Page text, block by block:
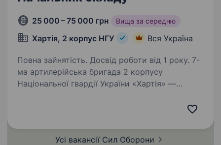
25 000 – 75 000 грн Вища за середню
Хартія, 2 корпус НГУ Вся Україна
Повна зайнятість. Досвід роботи від 1 року. 7-
ма артилерійська бригада 2 корпусу
Національної гвардії України «Хартія» —
та сучасного військового підрозділу з якісним
професійного…
Усі вакансії Сил Оборони